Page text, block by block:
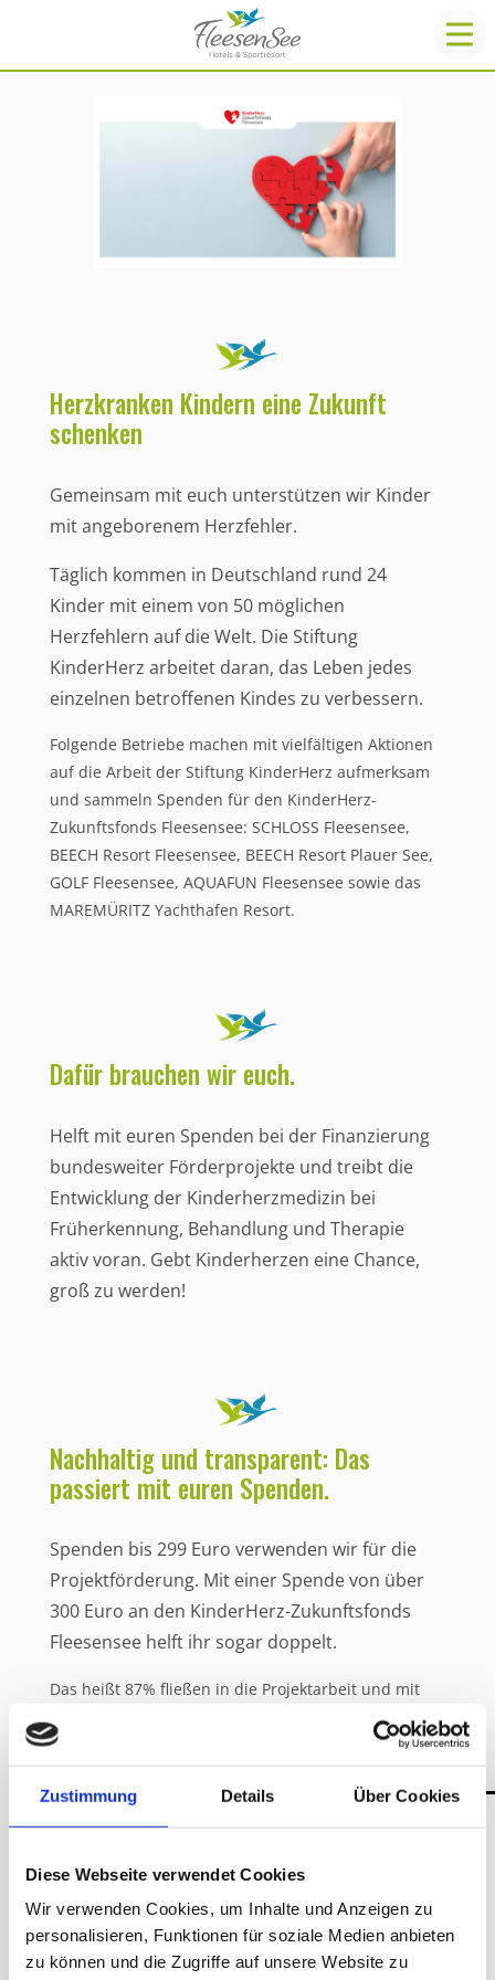
Zustimmung Details Über Cookies
Diese Webseite verwendet Cookies
Wir verwenden Cookies, um Inhalte und Anzeigen zu
personalisieren, Funktionen für soziale Medien anbieten
zu können und die Zugriffe auf unsere Website zu
Herzkranken Kindern eine Zukunft
schenken
Gemeinsam mit euch unterstützen wir Kinder
mit angeborenem Herzfehler.
Täglich kommen in Deutschland rund 24
Kinder mit einem von 50 möglichen
Herzfehlern auf die Welt. Die Stiftung
KinderHerz arbeitet daran, das Leben jedes
einzelnen betroffenen Kindes zu verbessern.
Folgende Betriebe machen mit vielfältigen Aktionen
auf die Arbeit der Stiftung KinderHerz aufmerksam
und sammeln Spenden für den KinderHerz-
Zukunftsfonds Fleesensee: SCHLOSS Fleesensee,
BEECH Resort Fleesensee, BEECH Resort Plauer See,
GOLF Fleesensee, AQUAFUN Fleesensee sowie das
MAREMÜRITZ Yachthafen Resort.
Dafür brauchen wir euch.
Helft mit euren Spenden bei der Finanzierung
bundesweiter Förderprojekte und treibt die
Entwicklung der Kinderherzmedizin bei
Früherkennung, Behandlung und Therapie
aktiv voran. Gebt Kinderherzen eine Chance,
groß zu werden!
Nachhaltig und transparent: Das
passiert mit euren Spenden.
Spenden bis 299 Euro verwenden wir für die
Projektförderung. Mit einer Spende von über
300 Euro an den KinderHerz-Zukunftsfonds
Fleesensee helft ihr sogar doppelt.
Das heißt 87% fließen in die Projektarbeit und mit
13% eurer Spende stockt ihr den Zukunftsfonds auf.
Damit tragt ihr dazu bei, dass herzkranken Kindern
nachhaltig geholfen werden kann. Dann erhaltet ihr
zwei Spendenbescheinigungen, sofern eure
postalische Adresse vorliegt.